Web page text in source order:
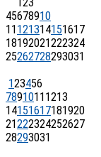
123
45678910
11 121314151617
18192021222324
25262728293031
123456
7891011 1213
14151617181920
21222324252627
28293031